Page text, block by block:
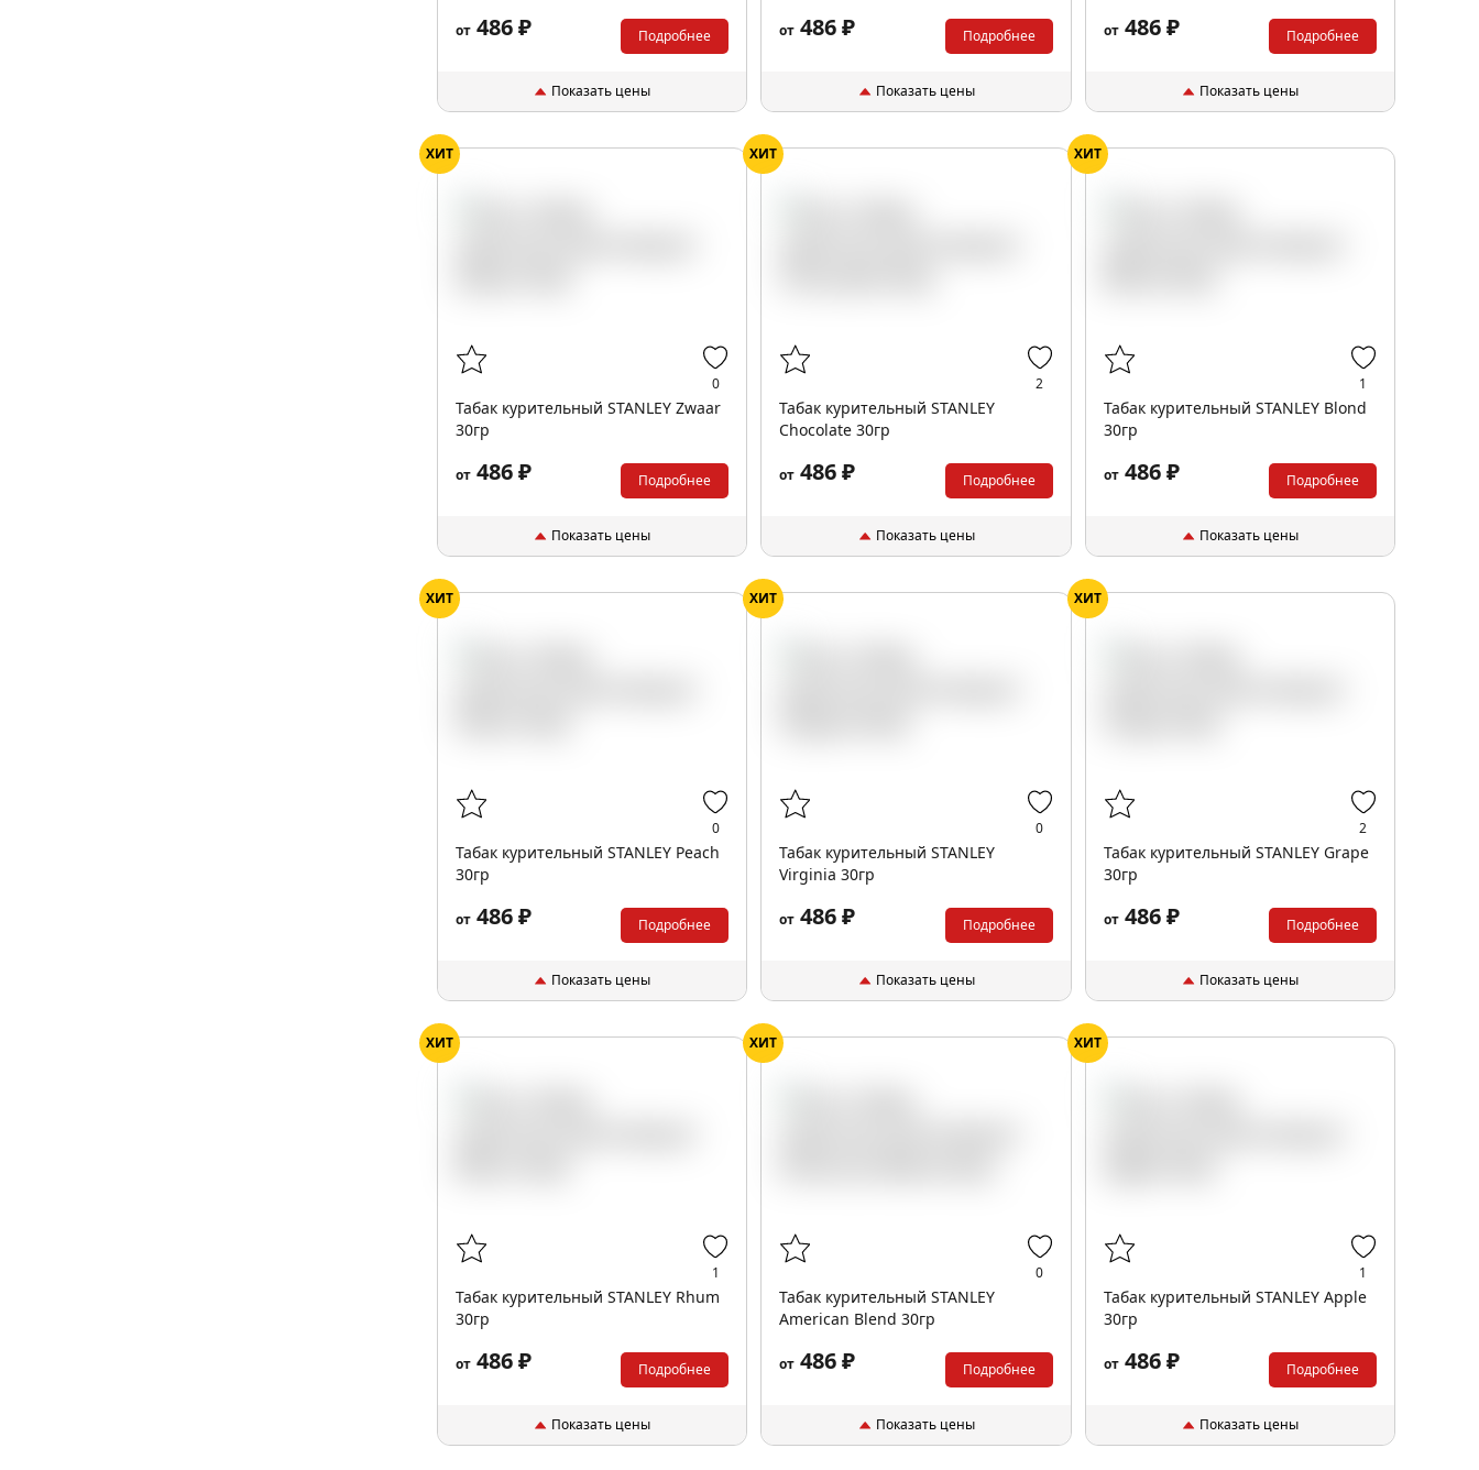
от 486 ₽ Подробнее
Показать цены
от 486 ₽ Подробнее
Показать цены
от486 ₽ Подробнее
Показать цены
ХИТ
0
Табак курительный STANLEY Zwaar
30гр
от 486 ₽ Подробнее
Показать цены
ХИТ
2
Табак курительный STANLEY
Chocolate 30гр
от 486 ₽ Подробнее
Показать цены
ХИТ
1
Табак курительный STANLEY Blond
30гр
от486 ₽ Подробнее
Показать цены
ХИТ
0
Табак курительный STANLEY Peach
30гр
от 486 ₽ Подробнее
Показать цены
ХИТ
0
Табак курительный STANLEY
Virginia 30гр
от 486 ₽ Подробнее
Показать цены
ХИТ
2
Табак курительный STANLEY Grape
30гр
от486 ₽ Подробнее
Показать цены
ХИТ
1
Табак курительный STANLEY Rhum
30гр
от 486 ₽ Подробнее
Показать цены
ХИТ
0
Табак курительный STANLEY
American Blend 30гр
от 486 ₽ Подробнее
Показать цены
ХИТ
1
Табак курительный STANLEY Apple
30гр
от486 ₽ Подробнее
Показать цены